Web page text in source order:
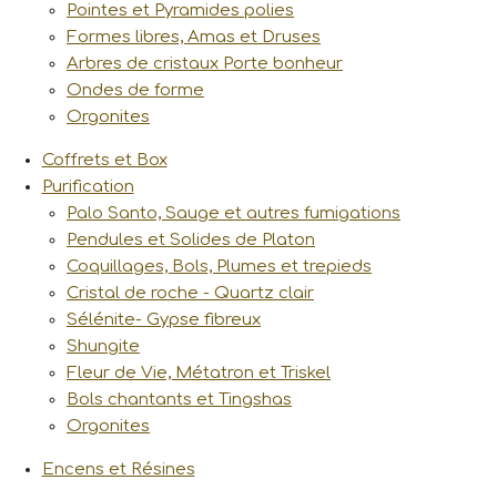
Pointes et Pyramides polies
Formes libres, Amas et Druses
Arbres de cristaux Porte bonheur
Ondes de forme
Orgonites
Coffrets et Box
Purification
Palo Santo, Sauge et autres fumigations
Pendules et Solides de Platon
Coquillages, Bols, Plumes et trepieds
Cristal de roche - Quartz clair
Sélénite- Gypse fibreux
Shungite
Fleur de Vie, Métatron et Triskel
Bols chantants et Tingshas
Orgonites
Encens et Résines